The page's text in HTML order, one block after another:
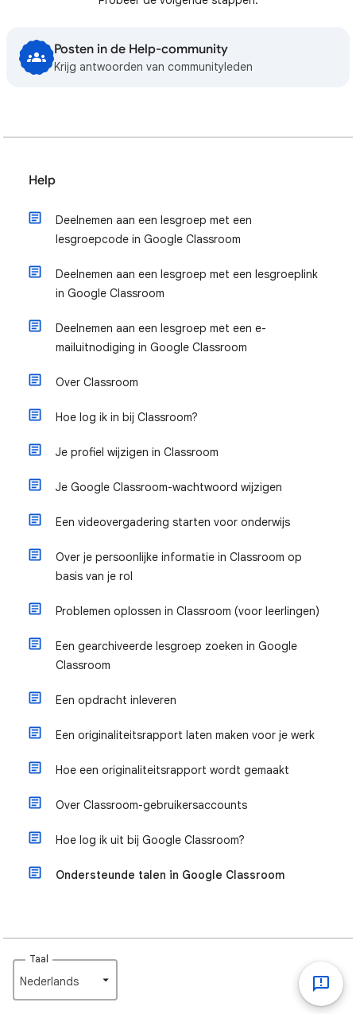
Posten in de Help-community
Krijg antwoorden van communityleden
Help
Deelnemen aan een lesgroep met een
lesgroepcode in Google Classroom
Deelnemen aan een lesgroep met een lesgroeplink
in Google Classroom
Deelnemen aan een lesgroep met een e-
mailuitnodiging in Google Classroom
Over Classroom
Hoe log ik in bij Classroom?
Je profiel wijzigen in Classroom
Je Google Classroom-wachtwoord wijzigen
Een videovergadering starten voor onderwijs
Over je persoonlijke informatie in Classroom op
basis van je rol
Problemen oplossen in Classroom (voor leerlingen)
Een gearchiveerde lesgroep zoeken in Google
Classroom
Een opdracht inleveren
Een originaliteitsrapport laten maken voor je werk
Hoe een originaliteitsrapport wordt gemaakt
Over Classroom-gebruikersaccounts
Hoe log ik uit bij Google Classroom?
Ondersteunde talen in Google Classroom
Taal
Nederlands‎